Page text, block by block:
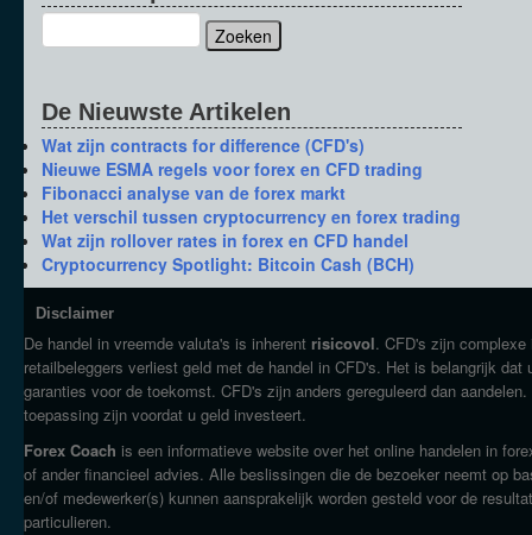
De Nieuwste Artikelen
Wat zijn contracts for difference (CFD's)
Nieuwe ESMA regels voor forex en CFD trading
Fibonacci analyse van de forex markt
Het verschil tussen cryptocurrency en forex trading
Wat zijn rollover rates in forex en CFD handel
Cryptocurrency Spotlight: Bitcoin Cash (BCH)
Disclaimer
De handel in vreemde valuta's is inherent risicovol. CFD's zijn
retailbeleggers verliest geld met de handel in CFD's. Het is belangrijk
garanties voor de toekomst. CFD's zijn anders gereguleerd dan
toepassing zijn voordat u geld investeert.
Forex Coach is een informatieve website over het online handelen in
of ander financieel advies. Alle beslissingen die de bezoeker neemt op
en/of medewerker(s) kunnen aansprakelijk worden gesteld voor de
particulieren.